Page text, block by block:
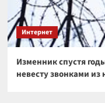
Интернет
Изменник спустя
невесту звонками